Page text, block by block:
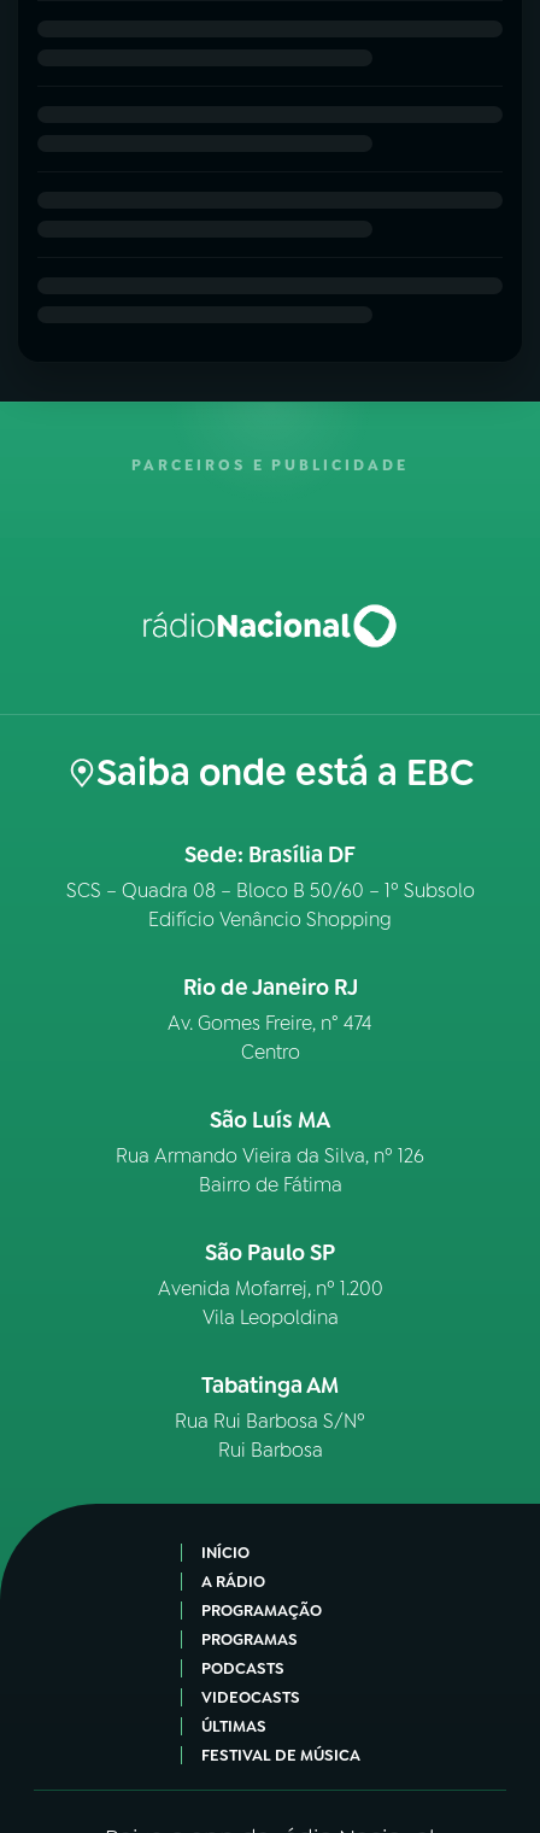
PARCEIROS E PUBLICIDADE
Saiba onde está a EBC
Sede: Brasília DF
SCS – Quadra 08 – Bloco B 50/60 – 1º Subsolo
Edifício Venâncio Shopping
Rio de Janeiro RJ
Av. Gomes Freire, n° 474
Centro
São Luís MA
Rua Armando Vieira da Silva, nº 126
Bairro de Fátima
São Paulo SP
Avenida Mofarrej, nº 1.200
Vila Leopoldina
Tabatinga AM
Rua Rui Barbosa S/Nº
Rui Barbosa
INÍCIO
A RÁDIO
PROGRAMAÇÃO
PROGRAMAS
PODCASTS
VIDEOCASTS
ÚLTIMAS
FESTIVAL DE MÚSICA